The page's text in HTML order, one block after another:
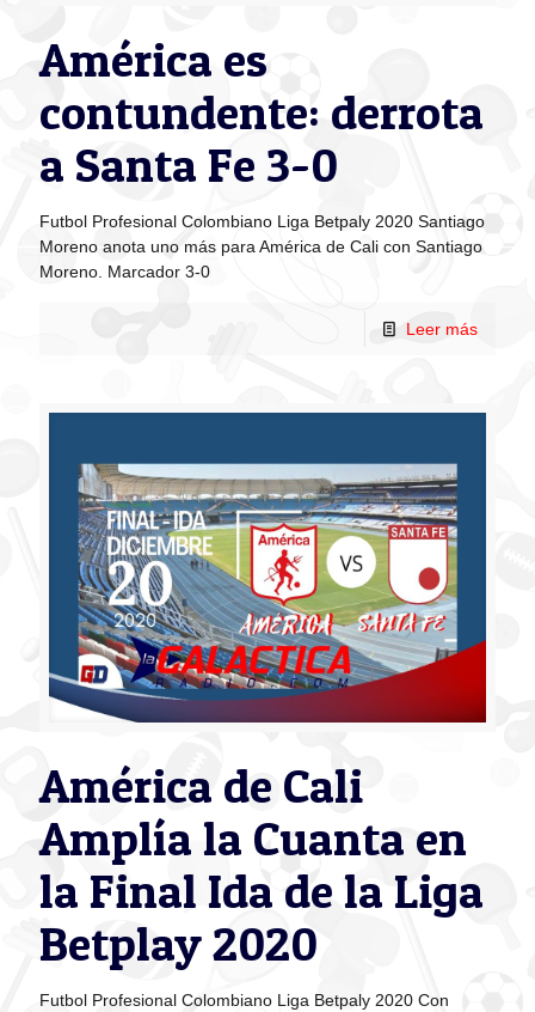
América es
contundente: derrota
a Santa Fe 3-0
Futbol Profesional Colombiano Liga Betpaly 2020 Santiago
Moreno anota uno más para América de Cali con Santiago
Moreno. Marcador 3-0
Leer más
América de Cali
Amplía la Cuanta en
la Final Ida de la Liga
Betplay 2020
Futbol Profesional Colombiano Liga Betpaly 2020 Con